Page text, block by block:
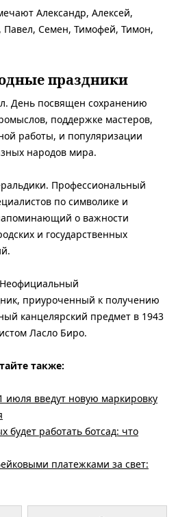
Александр, Алексей,
Семен, Тимофей, Тимон,
праздники
День посвящен сохранению
поддержке мастеров,
работы, и популяризации
народов мира.
Профессиональный
по символике и
о важности
и государственных
Неофициальный
приуроченный к получению
канцелярский предмет в 1943
Ласло Биро.
также:
июля введут новую маркировку
работать ботсад: что
платежками за свет: